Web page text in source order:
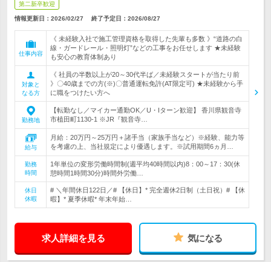
第二新卒歓迎
情報更新日：2026/02/27 終了予定日： 2026/08/27
仕事内容
《 未経験入社で施工管理資格を取得した先輩も多数 》“道路の白
線・ガードレール・照明灯”などの工事をお任せします ★未経験
も安心の教育体制あり
対象と
なる方
《 社員の半数以上が20～30代半ば／未経験スタートが当たり前
》〇40歳までの方(※)〇普通運転免許(AT限定可) ★未経験から手
に職をつけたい方へ
勤務地
【転勤なし／マイカー通勤OK／U・Iターン歓迎】 香川県観音寺
市植田町1130-1 ※JR『観音寺…
給与
月給：20万円～25万円＋諸手当（家族手当など）※経験、能力等
を考慮の上、当社規定により優遇します。※試用期間6ヵ月…
勤務
時間
1年単位の変形労働時間制(週平均40時間以内)8：00～17：30(休
憩時間1時間30分)時間外労働…
休日
休暇
# ＼年間休日122日／# 【休日】* 完全週休2日制（土日祝）# 【休
暇】* 夏季休暇* 年末年始…
求人詳細を見る 気になる